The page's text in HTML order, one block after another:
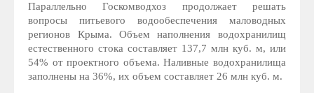
Параллельно Госкомводхоз продолжает решать
вопросы питьевого водообеспечения маловодных
регионов Крыма. Объем наполнения водохранилищ
естественного стока составляет 137,7 млн куб. м, или
54% от проектного объема. Наливные водохранилища
заполнены на 36%, их объем составляет 26 млн куб. м.